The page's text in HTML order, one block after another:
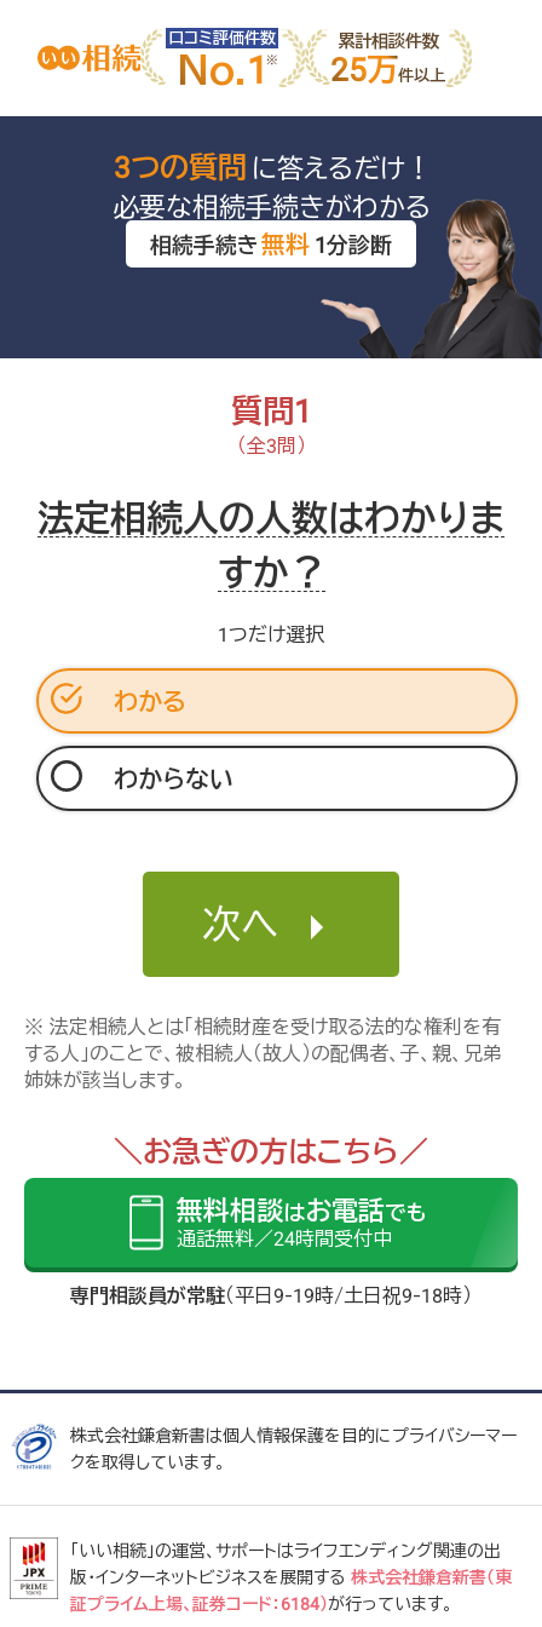
口コミ評価件数
No.1
累計相談件数
25万件以上
3つの質問 に答えるだけ！
必要な相続手続きがわかる
相続手続き 無料 1分診断
質問1
（全3問）
法定相続人の人数はわかりま
すか？
1つだけ選択
わかる
わからない
次へ
※ 法定相続人とは「相続財産を受け取る法的な権利を有
する人」のことで、被相続人（故人）の配偶者、子、親、兄弟
姉妹が該当します。
＼お急ぎの方はこちら／
無料相談はお電話でも
通話無料／24時間受付中
専門相談員が常駐（平日9-19時/土日祝9-18時）
株式会社鎌倉新書は個人情報保護を目的にプライバシーマー
クを取得しています。
「いい相続」の運営、サポートはライフエンディング関連の出
版・インターネットビジネスを展開する 株式会社鎌倉新書（東
証プライム上場、証券コード：6184）が行っています。